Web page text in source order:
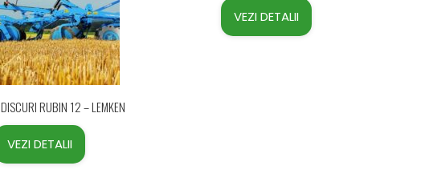
RUBIN 12 – LEMKEN
VEZI DETALII
VEZI DETALII